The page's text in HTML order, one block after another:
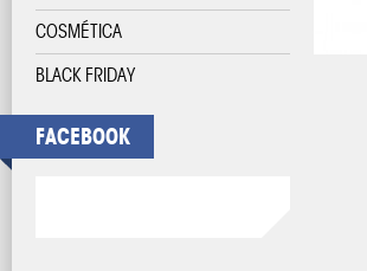
COSMÉTICA
BLACK FRIDAY
FACEBOOK